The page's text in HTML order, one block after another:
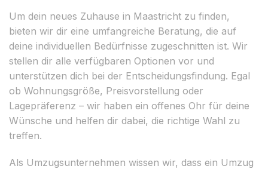
Um dein neues Zuhause in Maastricht zu finden,
bieten wir dir eine umfangreiche Beratung, die auf
deine individuellen Bedürfnisse zugeschnitten ist. Wir
stellen dir alle verfügbaren Optionen vor und
unterstützen dich bei der Entscheidungsfindung. Egal
ob Wohnungsgröße, Preisvorstellung oder
Lagepräferenz – wir haben ein offenes Ohr für deine
Wünsche und helfen dir dabei, die richtige Wahl zu
treffen.
Als Umzugsunternehmen wissen wir, dass ein Umzug